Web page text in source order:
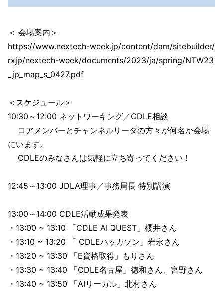
＜ 会場案内＞
https://www.nextech-week.jp/content/dam/sitebuilder/
rxjp/nextech-week/documents/2023/ja/spring/NTW23
_jp_map_s_0427.pdf
＜スケジュール＞
10:30～12:00 ネットワーキング／CDLE相談
コアメンバーとチャンネルリーダの方々が何名か会場
にいます。
CDLEのみなさんは気軽に立ち寄ってください！
12:45～13:00 JDLA理事／事務局長 特別講演
13:00～14:00 CDLE活動成果発表
・13:00 ~ 13:10 「CDLE AI QUEST」櫻井さん
・13:10 ~ 13:20 「 CDLEハッカソン」岩永さん
・13:20 ~ 13:30 「E資格取得」もりさん
・13:30 ~ 13:40 「CDLE名古屋」徳和さん、宮野さん
・13:40 ~ 13:50 「AIリーガル」北村さん